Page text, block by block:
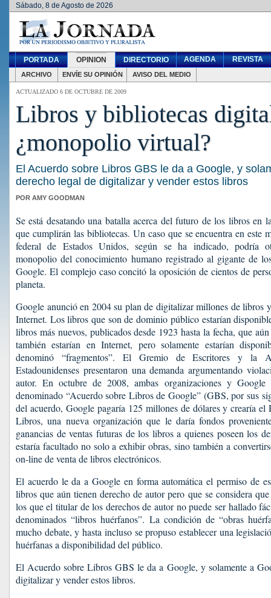
Sábado, 8 de Agosto de 2026
PORTADA OPINION DIRECTORIO AGENDA REVISTA
ARCHIVO ENVÍE SU OPINIÓN AVISO DEL MEDIO
ACTUALIZADO 6 DE OCTUBRE DE 2009
Libros y bibliotecas
¿monopolio virtual?
El Acuerdo sobre Libros GBS le da a Google, y
derecho legal de digitalizar y vender estos libros
POR AMY GOODMAN
Se está desatando una batalla acerca del futuro de los libros en
que cumplirán las bibliotecas. Un caso que se encuentra en este
federal de Estados Unidos, según se ha indicado, podría
monopolio del conocimiento humano registrado al gigante de
Google. El complejo caso concitó la oposición de cientos de
planeta.
Google anunció en 2004 su plan de digitalizar millones de libros
Internet. Los libros que son de dominio público estarían
libros más nuevos, publicados desde 1923 hasta la fecha, que
también estarían en Internet, pero solamente estarían
denominó “fragmentos”. El Gremio de Escritores y la
Estadounidenses presentaron una demanda argumentando
autor. En octubre de 2008, ambas organizaciones y Google
denominado “Acuerdo sobre Libros de Google” (GBS, por sus
del acuerdo, Google pagaría 125 millones de dólares y crearía el
Libros, una nueva organización que le daría fondos
ganancias de ventas futuras de los libros a quienes poseen los
estaría facultado no solo a exhibir obras, sino también a
on-line de venta de libros electrónicos.
El acuerdo le da a Google en forma automática el permiso de
libros que aún tienen derecho de autor pero que se considera
los que el titular de los derechos de autor no puede ser hallado
denominados “libros huérfanos”. La condición de “obras
mucho debate, y hasta incluso se propuso establecer una
huérfanas a disponibilidad del público.
El Acuerdo sobre Libros GBS le da a Google, y solamente a
digitalizar y vender estos libros.